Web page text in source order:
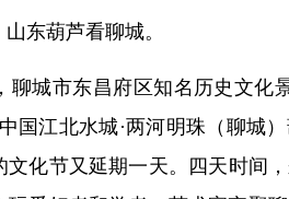
东葫芦看聊城。
城市东昌府区知名历史文化
江北水城·两河明珠（聊城）
文化节又延期一天。四天时间